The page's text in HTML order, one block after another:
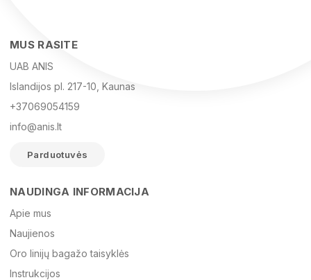
El. paštas
MUS RASITE
UAB ANIS
Islandijos pl. 217-10, Kaunas
+37069054159
info@anis.lt
Parduotuvės
NAUDINGA INFORMACIJA
Apie mus
Naujienos
Oro linijų bagažo taisyklės
Instrukcijos